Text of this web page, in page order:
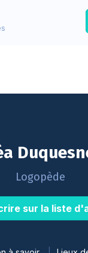
Logopède
sur la liste